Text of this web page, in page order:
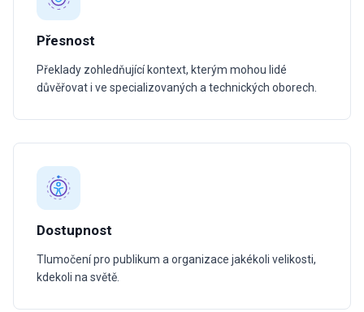
Přesnost
Překlady zohledňující kontext, kterým mohou lidé
důvěřovat i ve specializovaných a technických oborech.
Dostupnost
Tlumočení pro publikum a organizace jakékoli velikosti,
kdekoli na světě.